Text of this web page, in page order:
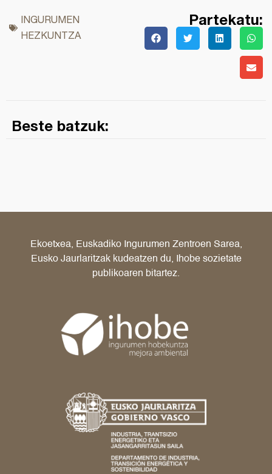
INGURUMEN
HEZKUNTZA
Partekatu:
Beste batzuk:
Ekoetxea, Euskadiko Ingurumen Zentroen Sarea,
Eusko Jaurlaritzak kudeatzen du, Ihobe sozietate
publikoaren bitartez.